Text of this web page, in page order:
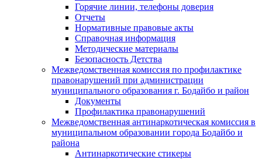
Горячие линии, телефоны доверия
Отчеты
Нормативные правовые акты
Справочная информация
Методические материалы
Безопасность Детства
Межведомственная комиссия по профилактике
правонарушений при администрации
муниципального образования г. Бодайбо и район
Документы
Профилактика правонарушений
Межведомственная антинаркотическая комиссия в
муниципальном образовании города Бодайбо и
района
Антинаркотические стикеры